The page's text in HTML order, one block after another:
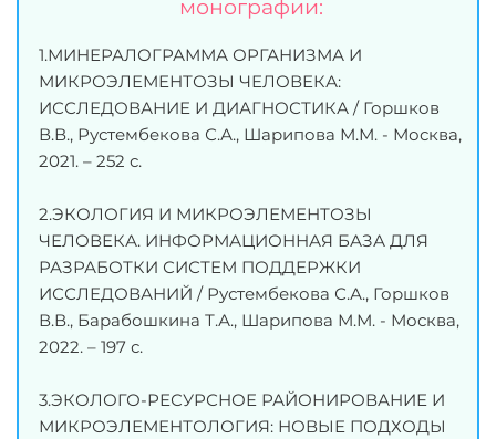
монографии:
1.МИНЕРАЛОГРАММА ОРГАНИЗМА И
МИКРОЭЛЕМЕНТОЗЫ ЧЕЛОВЕКА:
ИССЛЕДОВАНИЕ И ДИАГНОСТИКА / Горшков
В.В., Рустембекова С.А., Шарипова М.М. - Москва,
2021. – 252 с.
2.ЭКОЛОГИЯ И МИКРОЭЛЕМЕНТОЗЫ
ЧЕЛОВЕКА. ИНФОРМАЦИОННАЯ БАЗА ДЛЯ
РАЗРАБОТКИ СИСТЕМ ПОДДЕРЖКИ
ИССЛЕДОВАНИЙ / Рустембекова С.А., Горшков
В.В., Барабошкина Т.А., Шарипова М.М. - Москва,
2022. – 197 с.
3.ЭКОЛОГО-РЕСУРСНОЕ РАЙОНИРОВАНИЕ И
МИКРОЭЛЕМЕНТОЛОГИЯ: НОВЫЕ ПОДХОДЫ